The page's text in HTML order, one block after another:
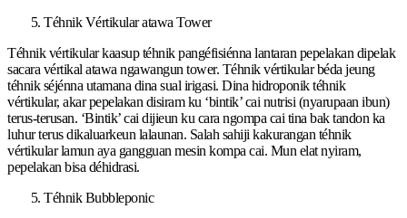
Téhnik Vértikular atawa Tower
Téhnik vértikular kaasup téhnik pangéfisiénna lantaran pepelakan dipelak
sacara vértikal atawa ngawangun tower. Téhnik vértikular béda jeung
téhnik séjénna utamana dina sual irigasi. Dina hidroponik téhnik
vértikular, akar pepelakan disiram ku ‘bintik’ cai nutrisi (nyarupaan ibun)
terus-terusan. ‘Bintik’ cai dijieun ku cara ngompa cai tina bak tandon ka
luhur terus dikaluarkeun lalaunan. Salah sahiji kakurangan téhnik
vértikular lamun aya gangguan mesin kompa cai. Mun elat nyiram,
pepelakan bisa déhidrasi.
Téhnik Bubbleponic